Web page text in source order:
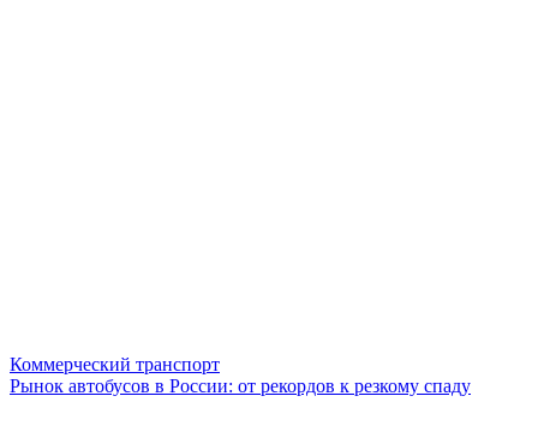
Коммерческий транспорт
Рынок автобусов в России: от рекордов к резкому спаду